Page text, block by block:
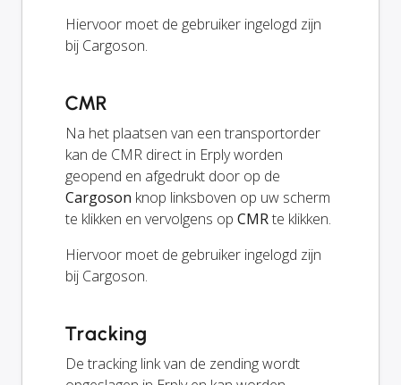
Hiervoor moet de gebruiker ingelogd zijn
bij Cargoson.
CMR
Na het plaatsen van een transportorder
kan de CMR direct in Erply worden
geopend en afgedrukt door op de
Cargoson knop linksboven op uw scherm
te klikken en vervolgens op CMRte klikken.
Hiervoor moet de gebruiker ingelogd zijn
bij Cargoson.
Tracking
De tracking link van de zending wordt